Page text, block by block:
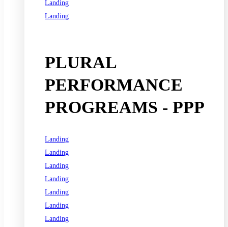
Landing
Landing
PLURAL
PERFORMANCE
PROGREAMS - PPP
Landing
Landing
Landing
Landing
Landing
Landing
Landing